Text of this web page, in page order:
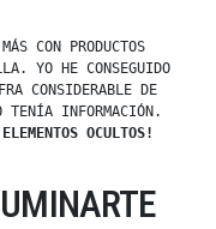
CON PRODUCTOS
YO HE CONSEGUIDO
CONSIDERABLE DE
TENÍA INFORMACIÓN.
OCULTOS!